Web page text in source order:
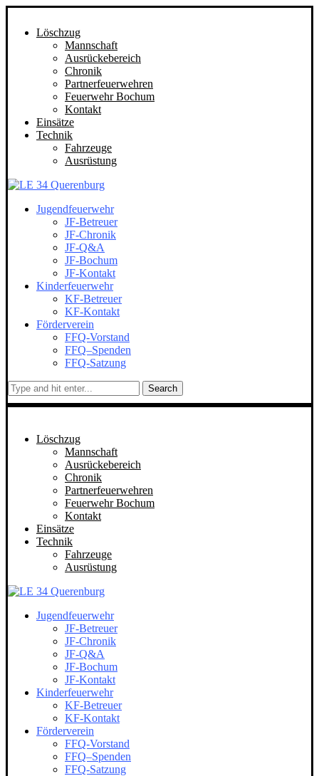
Löschzug
Mannschaft
Ausrückebereich
Chronik
Partnerfeuerwehren
Feuerwehr Bochum
Kontakt
Einsätze
Technik
Fahrzeuge
Ausrüstung
Jugendfeuerwehr
JF-Betreuer
JF-Chronik
JF-Q&A
JF-Bochum
JF-Kontakt
Kinderfeuerwehr
KF-Betreuer
KF-Kontakt
Förderverein
FFQ-Vorstand
FFQ–Spenden
FFQ-Satzung
Search
Löschzug
Mannschaft
Ausrückebereich
Chronik
Partnerfeuerwehren
Feuerwehr Bochum
Kontakt
Einsätze
Technik
Fahrzeuge
Ausrüstung
Jugendfeuerwehr
JF-Betreuer
JF-Chronik
JF-Q&A
JF-Bochum
JF-Kontakt
Kinderfeuerwehr
KF-Betreuer
KF-Kontakt
Förderverein
FFQ-Vorstand
FFQ–Spenden
FFQ-Satzung